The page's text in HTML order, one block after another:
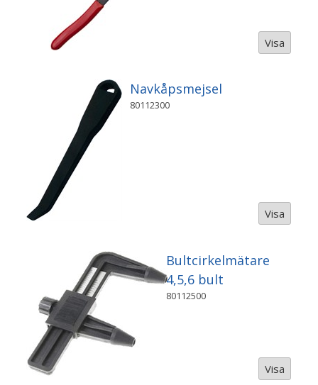
Visa
Navkåpsmejsel
80112300
Visa
Bultcirkelmätare
4,5,6 bult
80112500
Visa